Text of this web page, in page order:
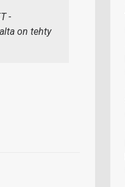
-
on tehty